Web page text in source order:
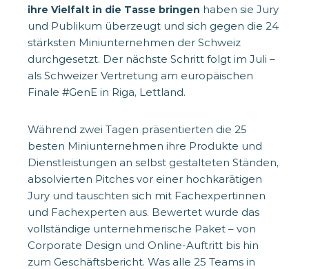
ihre Vielfalt in die Tasse bringen haben sie Jury
und Publikum überzeugt und sich gegen die 24
stärksten Miniunternehmen der Schweiz
durchgesetzt. Der nächste Schritt folgt im Juli –
als Schweizer Vertretung am europäischen
Finale #GenE in Riga, Lettland.
Während zwei Tagen präsentierten die 25
besten Miniunternehmen ihre Produkte und
Dienstleistungen an selbst gestalteten Ständen,
absolvierten Pitches vor einer hochkarätigen
Jury und tauschten sich mit Fachexpertinnen
und Fachexperten aus. Bewertet wurde das
vollständige unternehmerische Paket – von
Corporate Design und Online-Auftritt bis hin
zum Geschäftsbericht. Was alle 25 Teams in